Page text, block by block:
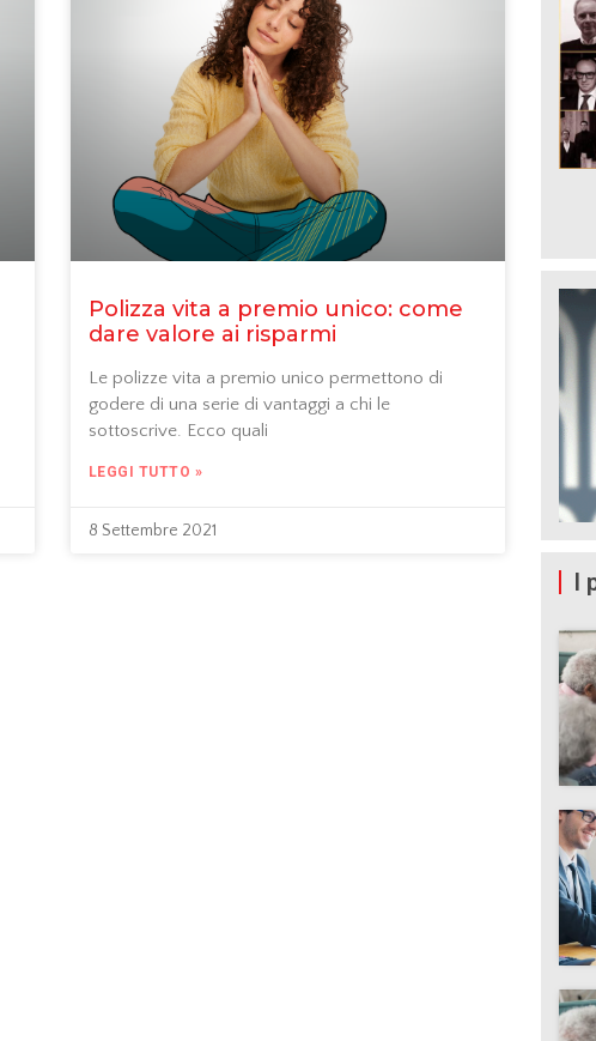
Polizza vita a premio unico: come
dare valore ai risparmi
Le polizze vita a premio unico permettono di
godere di una serie di vantaggi a chi le
sottoscrive. Ecco quali
LEGGI TUTTO »
8 Settembre 2021
I